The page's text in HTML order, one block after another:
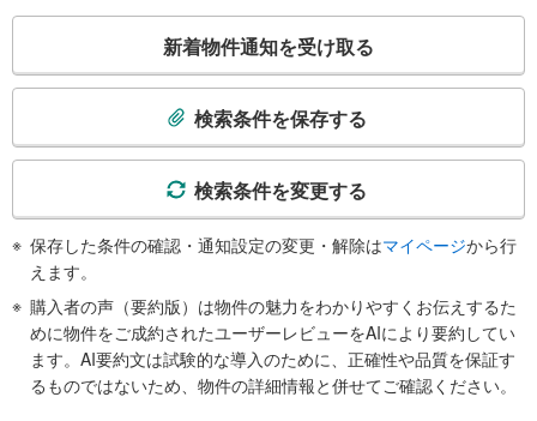
検
件
通
知
け
新着物件通知を受け取る
検索条件を保存する
検索条件を変更する
保存した条件の確認・通知設定の変更・解除はマイページから行
えます。
購入者の声（要約版）は物件の魅力をわかりやすくお伝えするた
めに物件をご成約されたユーザーレビューをAIにより要約してい
ます。AI要約文は試験的な導入のために、正確性や品質を保証す
るものではないため、物件の詳細情報と併せてご確認ください。